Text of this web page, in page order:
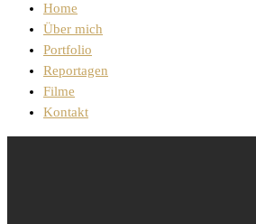
Home
Über mich
Portfolio
Reportagen
Filme
Kontakt